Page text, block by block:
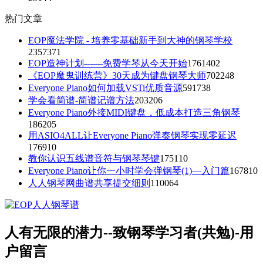
热门文章
EOP魔法学院 - 培养零基础新手到大神的钢琴学校
2357371
EOP造神计划——免费学琴从今天开始1761402
《EOP魔鬼训练营》30天成为键盘钢琴大师702248
Everyone Piano如何加载VSTi优质音源591738
学会看简谱-简谱记谱方法203206
Everyone Piano外接MIDI键盘，低成本打造三角钢琴
186205
用ASIO4ALL让Everyone Piano弹奏钢琴实现零延迟
176910
教你认识五线谱音符与钢琴琴键175110
Everyone Piano让你一小时学会弹钢琴(1)—入门篇167810
人人钢琴网曲谱共享提交细则 110064
人有无限的潜力--致钢琴学习者(共勉)-用
户留言